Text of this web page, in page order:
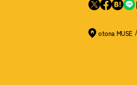
otona MUSE